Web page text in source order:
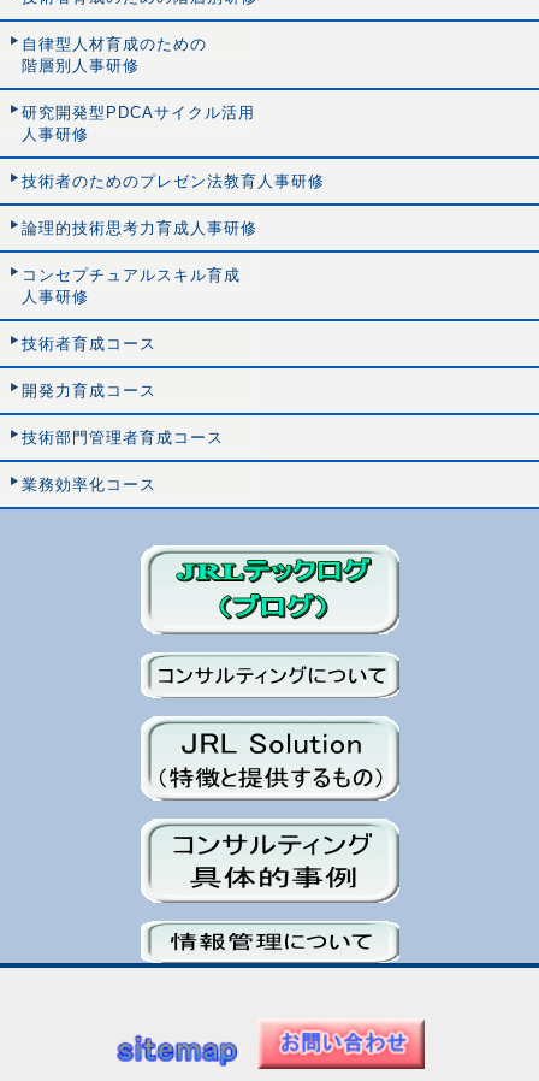
自律型人材育成のための
階層別人事研修
研究開発型PDCAサイクル活用
人事研修
技術者のためのプレゼン法教育人事研修
論理的技術思考力育成人事研修
コンセプチュアルスキル育成
人事研修
技術者育成コース
開発力育成コース
技術部門管理者育成コース
業務効率化コース